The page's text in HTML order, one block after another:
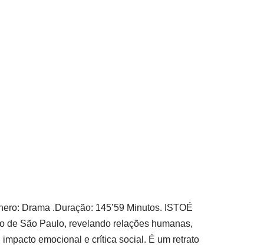
Drama .Duração: 145’59 Minutos. ISTOÉ
de São Paulo, revelando relações humanas,
emocional e crítica social. É um retrato